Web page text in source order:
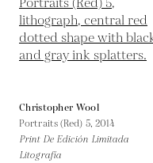
Christopher Wool
Portraits (Red) 5, 2014
Print De Edición Limitada
Litografía